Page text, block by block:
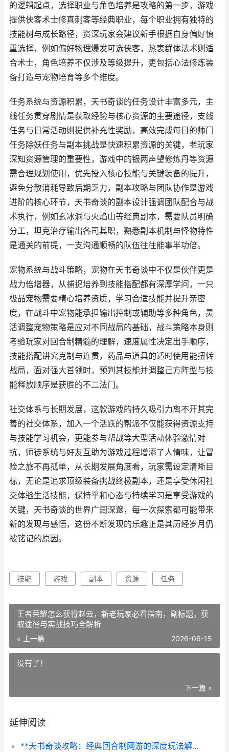
的逻辑起点，选择职业与角色培养是攻略的第一步，游戏
提供侠客术士修真刺客等经典职业，每个职业拥有独特的
技能树与成长路径，资深玩家会建议新手根据自身偏好慎
重选择，例如偏好物理爆发可选侠客，热衷群体法术则适
合术士，角色培养不仅涉及等级提升，更包括心法修炼装
备打造与宠物培育等多个维度。
任务系统与资源积累，天书奇谈的任务设计丰富多元，主
线任务贯穿剧情是获取经验与核心资源的主要途径，支线
任务与日常活动则提供补充性奖励，高效完成每日的师门
任务除妖任务与副本挑战是快速积累资源的关键，老玩家
深知资源管理的重要性，游戏中的银两声望修炼丹等资源
需合理规划使用，优先投入核心技能与关键装备的提升，
避免分散消耗导致后期乏力，副本攻略与团队协作是游戏
进阶的核心环节，天书奇谈的副本设计强调团队配合与战
术执行，例如玄冰洞与火焰山等经典副本，需要队员明确
分工，坦克治疗输出各司其职，熟悉副本机制与怪物特性
是通关的前提，一支沟通顺畅的队伍往往能事半功倍。
宠物系统与战斗策略，宠物在天书奇谈中不仅是伙伴更是
战力倍增器，从捕捉培养到技能搭配都有深厚学问，一只
极品宠物需要精心培养资质，学习合适技能并提升亲密
度，在战斗中宠物能承担输出控制或辅助等多种角色，灵
活调整宠物策略是应对不同战局的基础，战斗策略本身则
考验玩家对回合制精髓的理解，速度属性决定出手顺序，
技能搭配讲究克制与连贯，药品与道具的适时使用能扭转
战局，面对强大首领时，预判其技能并调整己方阵型与技
能释放顺序是获胜的不二法门。
社交体系与长期发展，这款游戏的持久吸引力离不开其完
善的社交体系，加入一个活跃的帮派不仅能获得资源支持
与技能学习机会，更能参与帮战等大型活动体验激情对
抗，师徒系统与好友互助为游戏过程增添了人情味，让冒
险之旅不再孤单，从长期发展角度看，玩家需设定清晰目
标，无论是追求顶级装备挑战终极副本，还是享受休闲社
交体验生活技能，保持平和心态与持续学习是享受游戏的
关键，天书奇谈的世界广阔深邃，每一次探索都可能带来
新的发现与感悟，这份不断发现的乐趣正是其历经岁月仍
被铭记的原因。
技能 游戏 副本 资源 任务
王者荣耀怎么获得赵云，新老玩家必看指南，副标题，获
取途径与实战技巧全解析
« 上一篇 2026-06-15
没有了！
下一篇 »
延伸阅读
**天书奇谈攻略：经典回合制网游的深度玩法解析，副标题：老玩家重温修真世界的战术与情怀**